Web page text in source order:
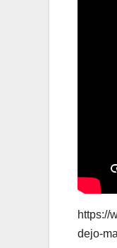
https://
dejo-